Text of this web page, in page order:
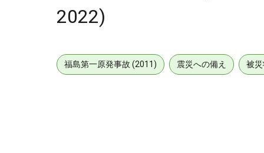
2022)
福島第一原発事故 (2011) 震災への備え 被災